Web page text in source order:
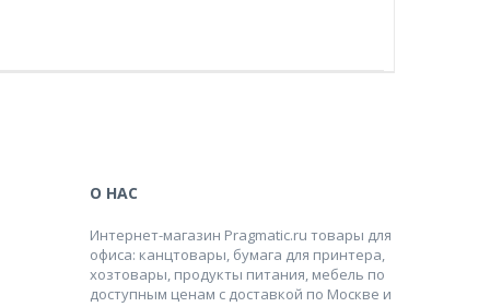
О НАС
Интернет-магазин Pragmatic.ru товары для
офиса: канцтовары, бумага для принтера,
хозтовары, продукты питания, мебель по
доступным ценам с доставкой по Москве и